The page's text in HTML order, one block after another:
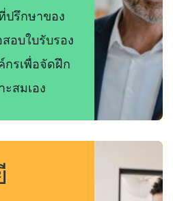
ปรึกษาของ
อบใบรับรอง
กรเพื่อจัดฝึก
สมเอง